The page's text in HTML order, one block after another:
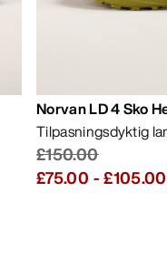
Norvan LD 4 Sko
Tilpasningsdyktig
£150.00
£75.00 -£105.00